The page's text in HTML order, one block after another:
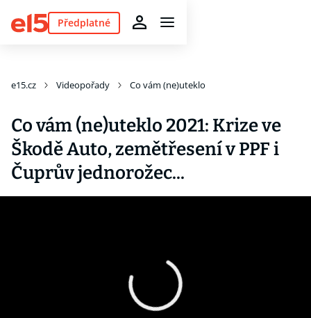
Předplatné
e15.cz Videopořady Co vám (ne)uteklo
Co vám (ne)uteklo 2021: Krize ve
Škodě Auto, zemětřesení v PPF i
Čuprův jednorožec...